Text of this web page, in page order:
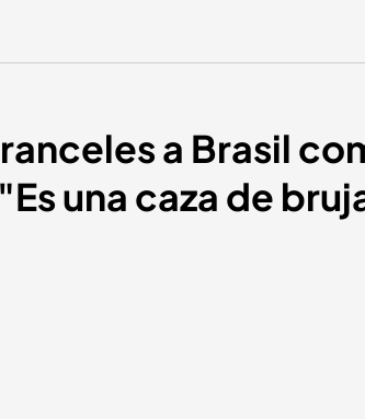
a Brasil
una caza de